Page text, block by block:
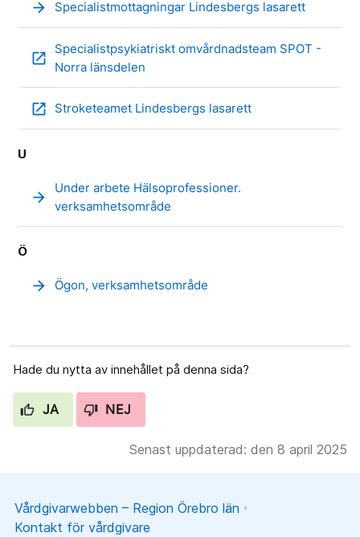
arrow_forward Specialistmottagningar Lindesbergs lasarett
open_in_new
Specialistpsykiatriskt omvårdnadsteam SPOT -
Norra länsdelen
open_in_new Stroketeamet Lindesbergs lasarett
U
arrow_forward
Under arbete Hälsoprofessioner.
verksamhetsområde
Ö
arrow_forward Ögon, verksamhetsområde
Hade du nytta av innehållet på denna sida?
JA NEJ
Senast uppdaterad: den 8 april 2025
Vårdgivarwebben – Region Örebro län
Kontakt för vårdgivare